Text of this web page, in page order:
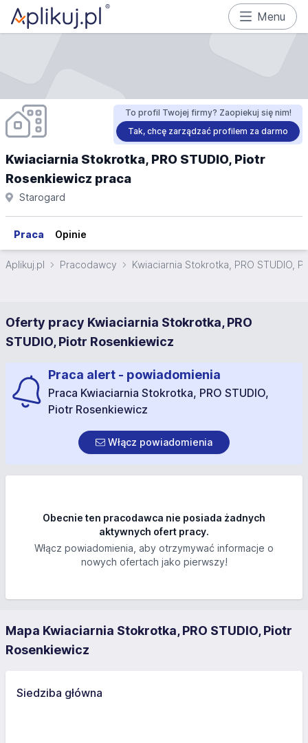
Menu
To profil Twojej firmy? Zaopiekuj się nim!
Tak, chcę zarządzać profilem za darmo
Kwiaciarnia Stokrotka, PRO STUDIO, Piotr
Rosenkiewicz praca
Starogard
Praca Opinie
Aplikuj.pl Pracodawcy Kwiaciarnia Stokrotka, PRO STUDIO,
Oferty pracy Kwiaciarnia Stokrotka, PRO
STUDIO, Piotr Rosenkiewicz
Praca alert - powiadomienia
Praca Kwiaciarnia Stokrotka, PRO STUDIO,
Piotr Rosenkiewicz
Włącz powiadomienia
Obecnie ten pracodawca nie posiada żadnych
aktywnych ofert pracy.
Włącz powiadomienia, aby otrzymywać informacje o
nowych ofertach jako pierwszy!
Mapa Kwiaciarnia Stokrotka, PRO STUDIO, Piotr
Rosenkiewicz
Siedziba główna